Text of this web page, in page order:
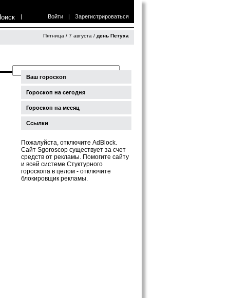
| Войти | Зарегистрироваться
Пятница / 7 августа / день Петуха
Ваш гороскоп
Гороскоп на сегодня
Гороскоп на месяц
Ссылки
Пожалуйста, отключите AdBlock.
Сайт Sgoroscop существует за счет
средств от рекламы. Помогите сайту
и всей системе Стуктурного
гороскопа в целом - отключите
блокировщик рекламы.